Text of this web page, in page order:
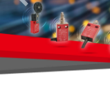
Previous